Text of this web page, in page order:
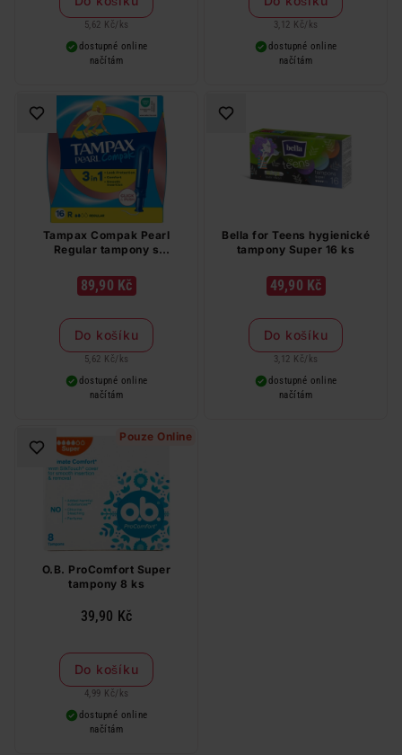
5,62 Kč/ ks
dostupné online
načítám
3,12 Kč/ ks
dostupné online
načítám
Tampax Compak Pearl
Regular tampony s
89,90 Kč
Do košíku
5,62 Kč/ ks
dostupné online
načítám
Bella for Teens hygienické
tampony Super 16 ks
49,90 Kč
Do košíku
3,12 Kč/ ks
dostupné online
načítám
Pouze Online
O.B. ProComfort Super
tampony 8 ks
39,90 Kč
Do košíku
4,99 Kč/ ks
dostupné online
načítám